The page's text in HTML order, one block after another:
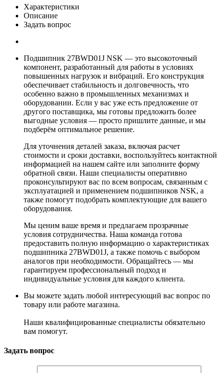
Характеристики
Описание
Задать вопрос
Подшипник 27BWD01J NSK — это высокоточный
компонент, разработанный для работы в условиях
повышенных нагрузок и вибраций. Его конструкция
обеспечивает стабильность и долговечность, что
особенно важно в промышленных механизмах и
оборудовании. Если у вас уже есть предложение от
другого поставщика, мы готовы предложить более
выгодные условия — просто пришлите данные, и мы
подберём оптимальное решение.
Для уточнения деталей заказа, включая расчет
стоимости и сроки доставки, воспользуйтесь контактной
информацией на нашем сайте или заполните форму
обратной связи. Наши специалисты оперативно
проконсультируют вас по всем вопросам, связанным с
эксплуатацией и применением подшипников NSK, а
также помогут подобрать комплектующие для вашего
оборудования.
Мы ценим ваше время и предлагаем прозрачные
условия сотрудничества. Наша команда готова
предоставить полную информацию о характеристиках
подшипника 27BWD01J, а также помочь с выбором
аналогов при необходимости. Обращайтесь — мы
гарантируем профессиональный подход и
индивидуальные условия для каждого клиента.
Вы можете задать любой интересующий вас вопрос по
товару или работе магазина.
Наши квалифицированные специалисты обязательно
вам помогут.
Задать вопрос